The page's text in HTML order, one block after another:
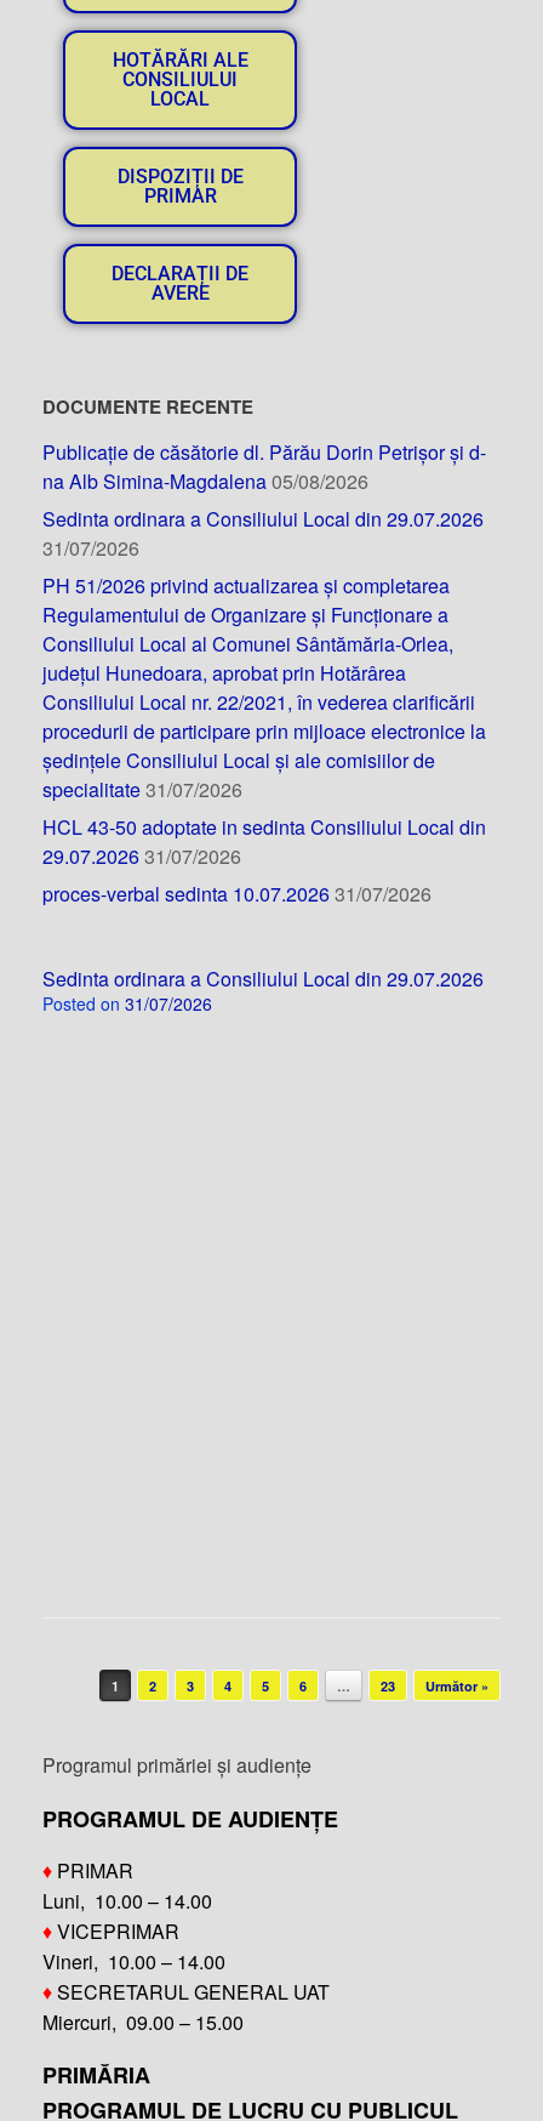
HOTĂRĂRI ALE
CONSILIULUI
LOCAL
DISPOZIȚII DE
PRIMAR
DECLARAȚII DE
AVERE
DOCUMENTE RECENTE
Publicație de căsătorie dl. Părău Dorin Petrișor și d-
na Alb Simina-Magdalena05/08/2026
Sedinta ordinara a Consiliului Local din 29.07.2026
31/07/2026
PH 51/2026 privind actualizarea și completarea
Regulamentului de Organizare și Funcționare a
Consiliului Local al Comunei Sântămăria-Orlea,
județul Hunedoara, aprobat prin Hotărârea
Consiliului Local nr. 22/2021, în vederea clarificării
procedurii de participare prin mijloace electronice la
ședințele Consiliului Local și ale comisiilor de
specialitate31/07/2026
HCL 43-50 adoptate in sedinta Consiliului Local din
29.07.202631/07/2026
proces-verbal sedinta 10.07.202631/07/2026
Sedinta ordinara a Consiliului Local din 29.07.2026
Posted on 31/07/2026
Post navigation
1 2 3 4 5 6 … 23 Următor »
Programul primăriei și audiențe
PROGRAMUL DE AUDIENȚE
♦ PRIMAR
Luni, 10.00 – 14.00
♦VICEPRIMAR
Vineri, 10.00 – 14.00
♦SECRETARUL GENERAL UAT
Miercuri, 09.00 – 15.00
PRIMĂRIA
PROGRAMUL DE LUCRU CU PUBLICUL